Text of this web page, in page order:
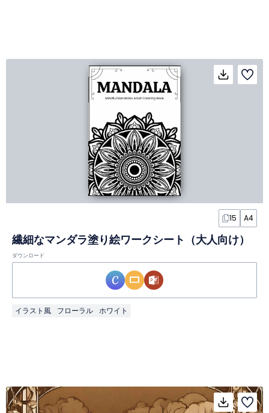
15 A4
繊細なマンダラ塗り絵ワークシート（大人向け）
ダウンロード
イラスト風 フローラル ホワイト